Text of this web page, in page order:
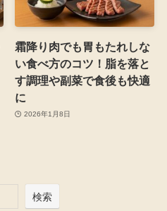
霜降り肉でも胃もたれしな
い食べ方のコツ！脂を落と
す調理や副菜で食後も快適
に
2026年1月8日
検索